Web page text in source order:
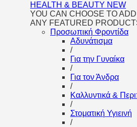
HEALTH & BEAUTY NEW
YOU CAN CHOOSE TO
ANY FEATURED
Προσωπική Φροντίδα
Αδυνάτισμα
/
Για την Γυναίκα
/
Για τον Άνδρα
/
Καλλυντικά &
/
Στοματική Υγιεινή
/